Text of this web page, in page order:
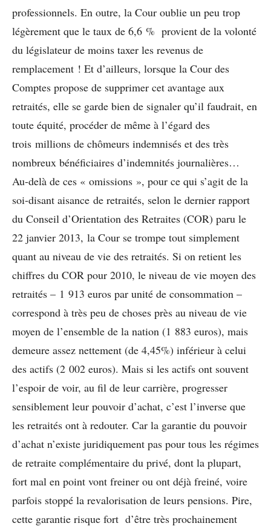
professionnels. En outre, la Cour oublie un peu trop
légèrement que le taux de 6,6 % provient de la volonté
du législateur de moins taxer les revenus de
remplacement ! Et d’ailleurs, lorsque la Cour des
Comptes propose de supprimer cet avantage aux
retraités, elle se garde bien de signaler qu’il faudrait, en
toute équité, procéder de même à l’égard des
trois millions de chômeurs indemnisés et des très
nombreux bénéficiaires d’indemnités journalières…
Au-delà de ces « omissions », pour ce qui s’agit de la
soi-disant aisance de retraités, selon le dernier rapport
du Conseil d’Orientation des Retraites (COR) paru le
22 janvier 2013, la Cour se trompe tout simplement
quant au niveau de vie des retraités. Si on retient les
chiffres du COR pour 2010, le niveau de vie moyen des
retraités – 1 913 euros par unité de consommation –
correspond à très peu de choses près au niveau de vie
moyen de l’ensemble de la nation (1 883 euros), mais
demeure assez nettement (de 4,45%) inférieur à celui
des actifs (2 002 euros). Mais si les actifs ont souvent
l’espoir de voir, au fil de leur carrière, progresser
sensiblement leur pouvoir d’achat, c’est l’inverse que
les retraités ont à redouter. Car la garantie du pouvoir
d’achat n’existe juridiquement pas pour tous les régimes
de retraite complémentaire du privé, dont la plupart,
fort mal en point vont freiner ou ont déjà freiné, voire
parfois stoppé la revalorisation de leurs pensions. Pire,
cette garantie risque fort d’être très prochainement